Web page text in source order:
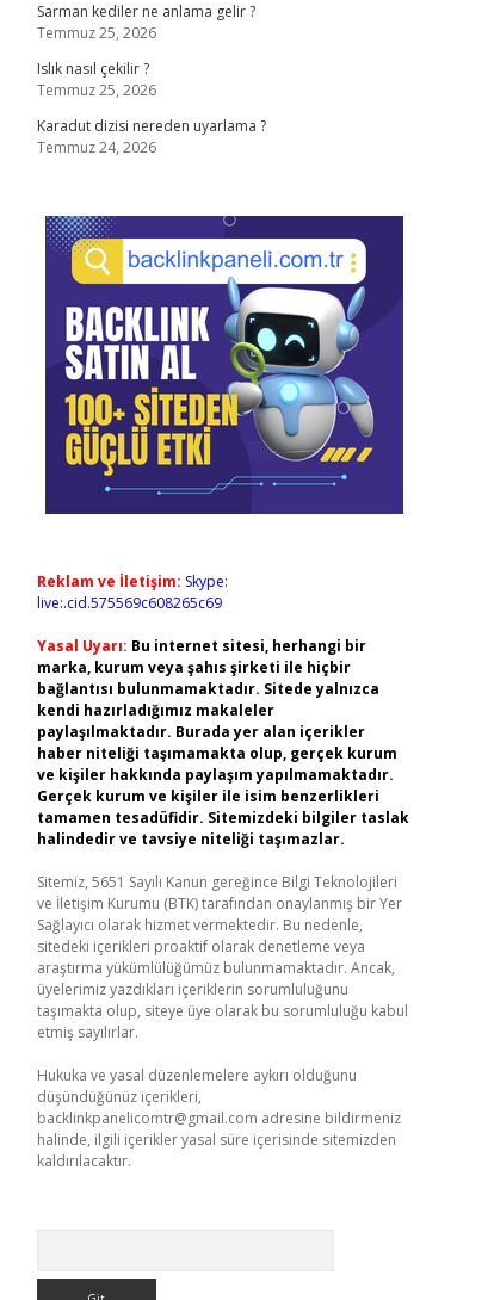
Sarman kediler ne anlama gelir ?
Temmuz 25, 2026
Islık nasıl çekilir ?
Temmuz 25, 2026
Karadut dizisi nereden uyarlama ?
Temmuz 24, 2026
Reklam ve İletişim: Skype:
live:.cid.575569c608265c69
Yasal Uyarı: Bu internet sitesi, herhangi bir
marka, kurum veya şahıs şirketi ile hiçbir
bağlantısı bulunmamaktadır. Sitede yalnızca
kendi hazırladığımız makaleler
paylaşılmaktadır. Burada yer alan içerikler
haber niteliği taşımamakta olup, gerçek kurum
ve kişiler hakkında paylaşım yapılmamaktadır.
Gerçek kurum ve kişiler ile isim benzerlikleri
tamamen tesadüfidir. Sitemizdeki bilgiler taslak
halindedir ve tavsiye niteliği taşımazlar.
Sitemiz, 5651 Sayılı Kanun gereğince Bilgi Teknolojileri
ve İletişim Kurumu (BTK) tarafından onaylanmış bir Yer
Sağlayıcı olarak hizmet vermektedir. Bu nedenle,
sitedeki içerikleri proaktif olarak denetleme veya
araştırma yükümlülüğümüz bulunmamaktadır. Ancak,
üyelerimiz yazdıkları içeriklerin sorumluluğunu
taşımakta olup, siteye üye olarak bu sorumluluğu kabul
etmiş sayılırlar.
Hukuka ve yasal düzenlemelere aykırı olduğunu
düşündüğünüz içerikleri,
backlinkpanelicomtr@gmail.com adresine bildirmeniz
halinde, ilgili içerikler yasal süre içerisinde sitemizden
kaldırılacaktır.